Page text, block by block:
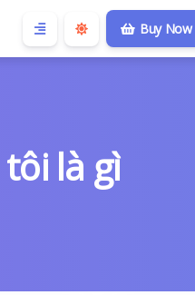
Buy Now
là gì